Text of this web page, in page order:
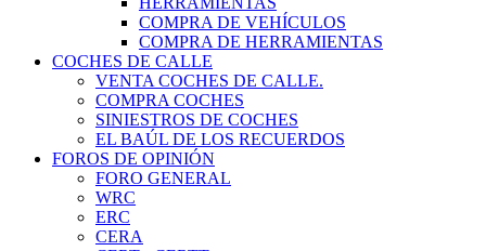
COMPRA DE VEHÍCULOS
COMPRA DE HERRAMIENTAS
COCHES DE CALLE
VENTA COCHES DE CALLE.
COMPRA COCHES
SINIESTROS DE COCHES
EL BAÚL DE LOS RECUERDOS
FOROS DE OPINIÓN
FORO GENERAL
WRC
ERC
CERA